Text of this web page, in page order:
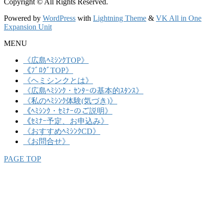
Copyright © All Rights Reserved.
Powered by WordPress with Lightning Theme & VK All in One
Expansion Unit
MENU
《広島ﾍﾐｼﾝｸTOP》
《ﾌﾞﾛｸﾞTOP》
《ヘミシンクとは》
《広島ﾍﾐｼﾝｸ・ｾﾝﾀｰの基本的ｽﾀﾝｽ》
《私のﾍﾐｼﾝｸ体験(気づき)》
《ﾍﾐｼﾝｸ・ｾﾐﾅｰのご説明》
《ｾﾐﾅｰ予定、お申込み》
《おすすめﾍﾐｼﾝｸCD》
《お問合せ》
PAGE TOP